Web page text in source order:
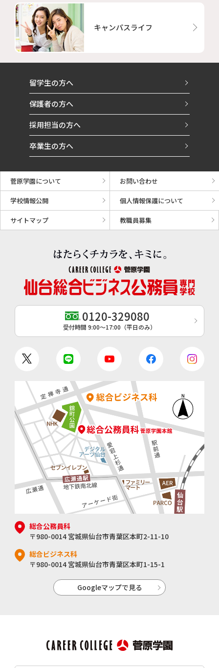
キャンパスライフ
留学生の方へ
保護者の方へ
採用担当の方へ
卒業生の方へ
菅原学園について お問い合わせ
学校情報公開 個人情報保護について
サイトマップ 教職員募集
0120-329080
受付時間 9:00〜17:00（平日のみ）
総合公務員科
〒980-0014 宮城県仙台市青葉区本町2-11-10
総合ビジネス科
〒980-0014 宮城県仙台市青葉区本町1-15-1
Googleマップで見る